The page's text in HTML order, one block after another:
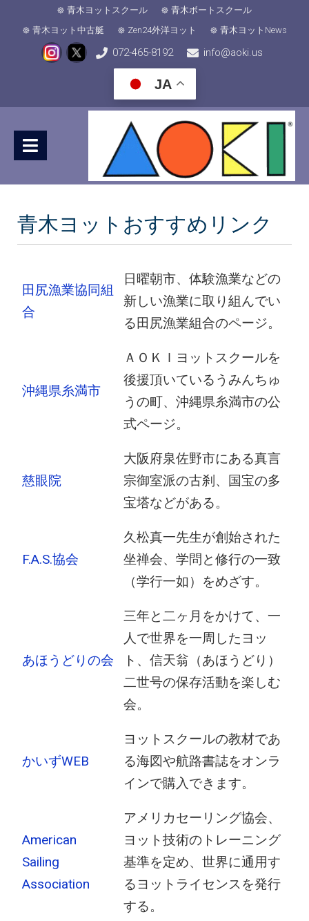
青木ヨットスクール
青木ボートスクール
青木ヨット中古艇
Zen24外洋ヨット 青木ヨットNews
072-465-8192 info@aoki.us
JA
青木ヨットおすすめリンク
田尻漁業協同組
合
日曜朝市、体験漁業などの
新しい漁業に取り組んでい
る田尻漁業組合のページ。
沖縄県糸満市
ＡＯＫＩヨットスクールを
後援頂いているうみんちゅ
うの町、沖縄県糸満市の公
式ページ。
慈眼院
大阪府泉佐野市にある真言
宗御室派の古刹、国宝の多
宝塔などがある。
F.A.S.協会
久松真一先生が創始された
坐禅会、学問と修行の一致
（学行一如）をめざす。
あほうどりの会
三年と二ヶ月をかけて、一
人で世界を一周したヨッ
ト、信天翁（あほうどり）
二世号の保存活動を楽しむ
会。
かいずWEB
ヨットスクールの教材であ
る海図や航路書誌をオンラ
インで購入できます。
American
Sailing
Association
アメリカセーリング協会、
ヨット技術のトレーニング
基準を定め、世界に通用す
るヨットライセンスを発行
する。